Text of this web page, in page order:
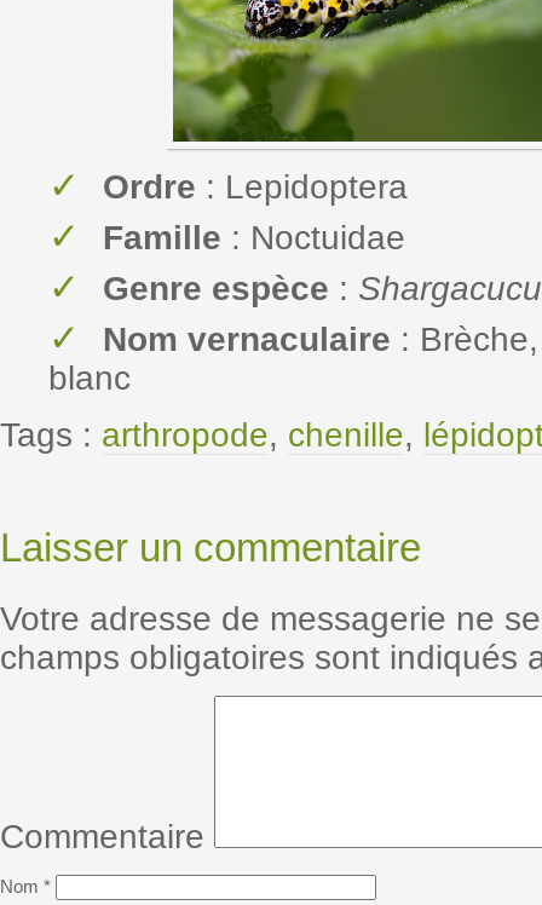
Ordre : Lepidoptera
Famille : Noctuidae
Genre espèce :
Nom vernaculaire :
blanc
Tags : arthropode, chenille,
Laisser un commentaire
Votre adresse de messagerie ne
champs obligatoires sont indiqués
Commentaire
Nom *